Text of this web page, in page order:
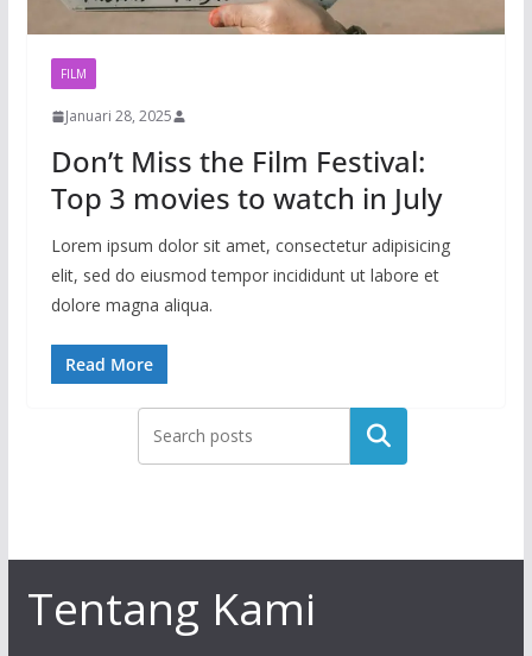
FILM
Januari 28, 2025
Don’t Miss the Film Festival:
Top 3 movies to watch in July
Lorem ipsum dolor sit amet, consectetur adipisicing
elit, sed do eiusmod tempor incididunt ut labore et
dolore magna aliqua.
Read More
Tentang Kami